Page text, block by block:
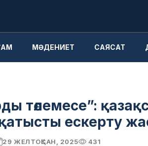
МӘДЕНИЕТ САЯСАТ
төлемесе”:
ескерту
29 ЖЕЛТОҚСАН, 2025 431